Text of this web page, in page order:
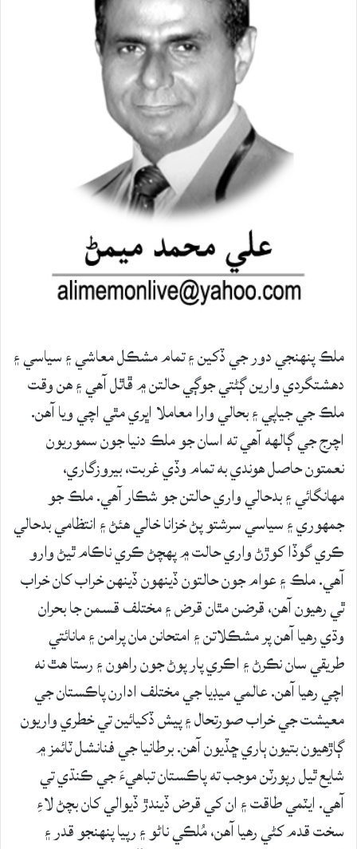
ملڪ پنهنجي دور جي ڏکين ۽ تمام مشڪل معاشي ۽ سياسي ۽
دهشتگردي وارين ڳڻتي جوڳي حالتن ۾ ڦاٿل آهي ۽ هن وقت
ملڪ جي جياپي ۽ بحالي وارا معاملا اڀري مٿي اچي ويا آهن.
اچرج جي ڳالهه آهي ته اسان جو ملڪ دنيا جون سموريون
نعمتون حاصل هوندي به تمام وڏي غربت، بيروزگاري،
مهانگائي ۽ بدحالي واري حالتن جو شڪار آهي. ملڪ جو
جمهوري ۽ سياسي سرشتو پڻ خزانا خالي هئڻ ۽ انتظامي بدحالي
ڪري گوڏا کوڙڻ واري حالت ۾ پهچڻ ڪري ناڪام ٿيڻ وارو
آهي. ملڪ ۽ عوام جون حالتون ڏينهون ڏينهن خراب کان خراب
ٿي رهيون آهن، قرضن مٿان قرض ۽ مختلف قسمن جا بحران
وڌي رهيا آهن پر مشڪلاتن ۽ امتحانن مان پرامن ۽ مانائتي
طريقي سان نڪرڻ ۽ اڪري پار پوڻ جون راهون ۽ رستا هٿ نه
اچي رهيا آهن. عالمي ميڊيا جي مختلف ادارن پاڪستان جي
معيشت جي خراب صورتحال ۽ پيش ڏکيائين تي خطري واريون
ڳاڙهيون بتيون ٻاري ڇڏيون آهن. برطانيا جي فنانشل ٽائمز ۾
شايع ٿيل رپورٽن موجب ته پاڪستان تباهيءَ جي ڪنڌي تي
آهي. ايٽمي طاقت ۽ ان کي قرض ڏيندڙ ڏيوالي کان بچڻ لاءِ
سخت قدم کڻي رهيا آهن، مُلڪي ناڻو ۽ رپيا پنهنجو قدر ۽